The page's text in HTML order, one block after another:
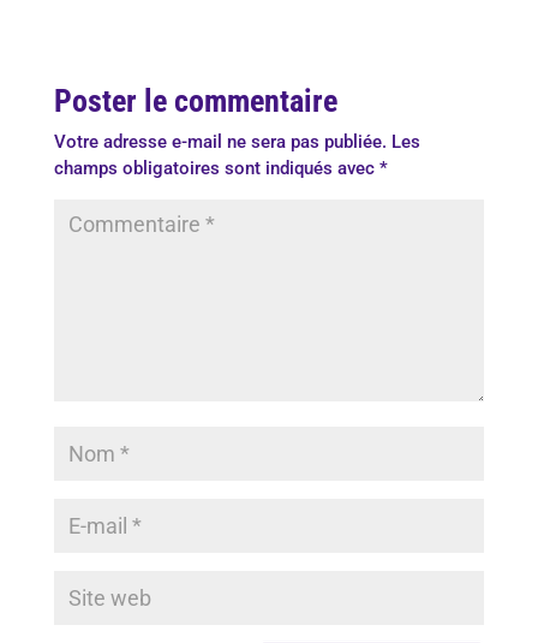
Poster le commentaire
Votre adresse e-mail ne sera pas publiée. Les
champs obligatoires sont indiqués avec *